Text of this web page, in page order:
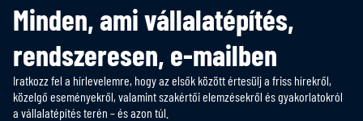
Minden, ami vállalatépítés,
rendszeresen, e-mailben
Iratkozz fel a hírlevelemre, hogy az elsők között értesülj a friss hírekről,
közelgő eseményekről, valamint szakértői elemzésekről és gyakorlatokról
a vállalatépítés terén – és azon túl.